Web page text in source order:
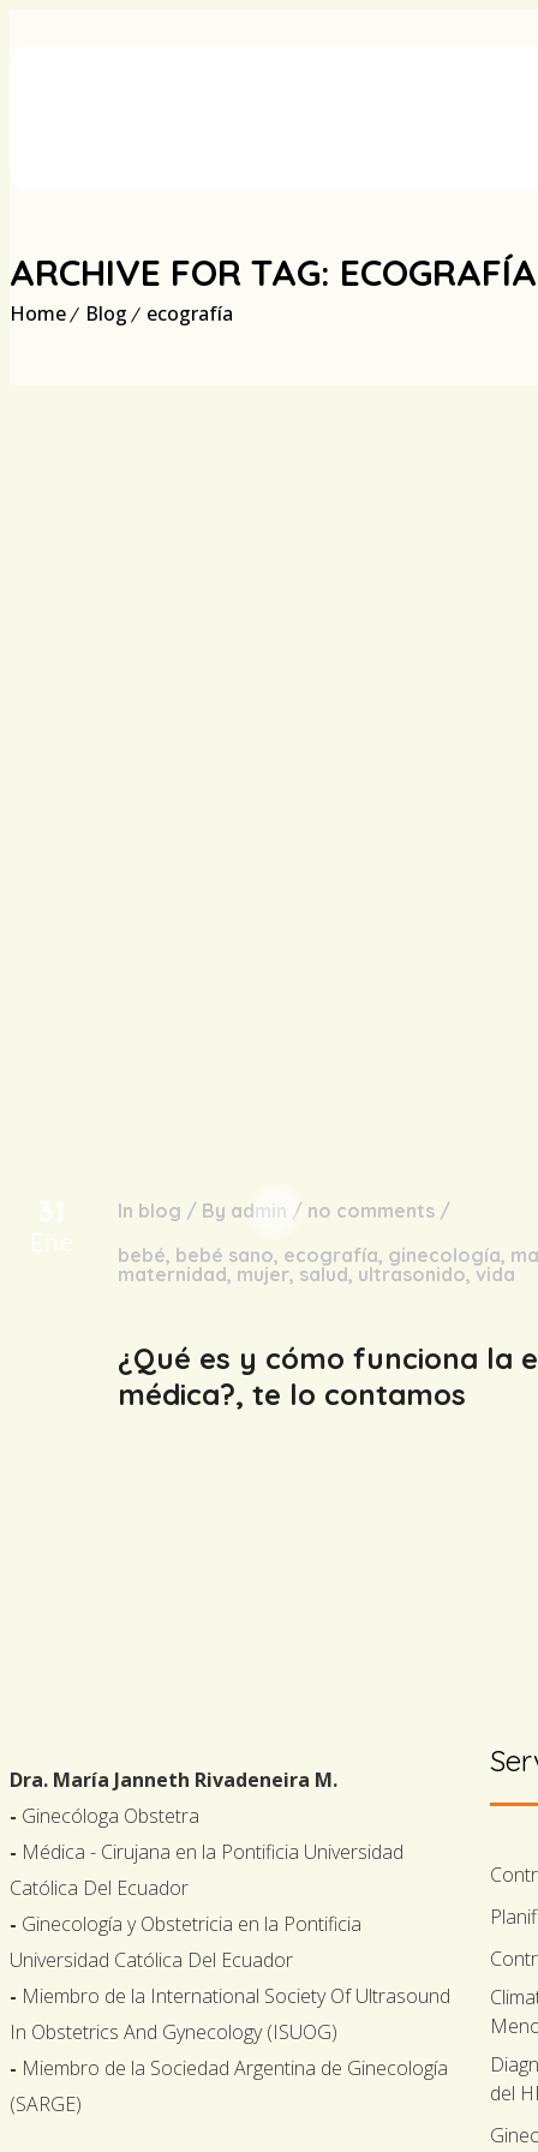
ARCHIVE FOR TAG: ECOGRAFÍA
Home Blog ecografía
In blog / By admin / no comments /
bebé, bebé sano, ecografía, ginecología,
maternidad, mujer, salud, ultrasonido,vida
¿Qué es y cómo funciona la
médica?, te lo contamos
Dra. María Janneth Rivadeneira M.
- Ginecóloga Obstetra
- Médica - Cirujana en la Pontificia Universidad
Católica Del Ecuador
- Ginecología y Obstetricia en la Pontificia
Universidad Católica Del Ecuador
- Miembro de la International Society Of Ultrasound
In Obstetrics And Gynecology (ISUOG)
- Miembro de la Sociedad Argentina de Ginecología
(SARGE)
del